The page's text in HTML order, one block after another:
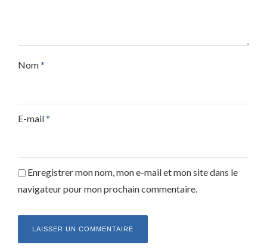
Nom*
E-mail*
Enregistrer mon nom, mon e-mail et mon site dans le
navigateur pour mon prochain commentaire.